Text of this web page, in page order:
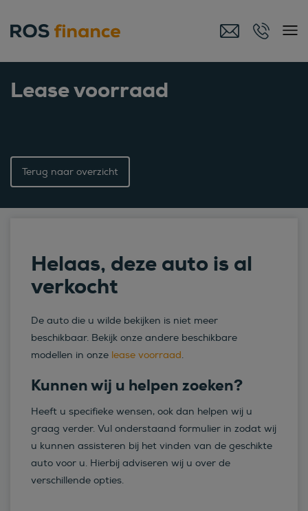
Lease voorraad
Terug naar overzicht
Helaas, deze auto is al
verkocht
De auto die u wilde bekijken is niet meer
beschikbaar. Bekijk onze andere beschikbare
modellen in onze lease voorraad.
Kunnen wij u helpen zoeken?
Heeft u specifieke wensen, ook dan helpen wij u
graag verder. Vul onderstaand formulier in zodat wij
u kunnen assisteren bij het vinden van de geschikte
auto voor u. Hierbij adviseren wij u over de
verschillende opties.